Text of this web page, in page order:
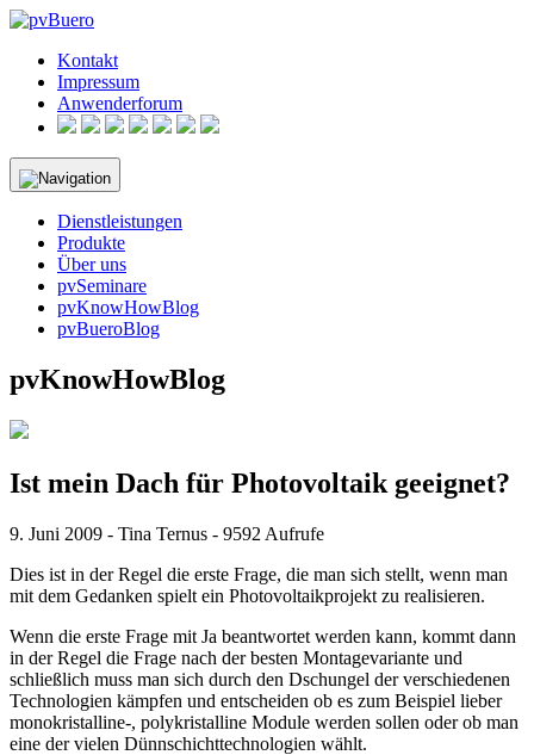
Skip
contentKontakt
Impressum
Anwenderforum
Dienstleistungen
Produkte
Über uns
pvSeminare
pvKnowHowBlog
pvBueroBlog
pvKnowHowBlog
Ist mein Dach für Photovoltaik geeignet?
9. Juni 2009 - Tina Ternus - 9592 Aufrufe
Dies ist in der Regel die erste Frage, die man sich stellt, wenn man
mit dem Gedanken spielt ein Photovoltaikprojekt zu realisieren.
Wenn die erste Frage mit Ja beantwortet werden kann, kommt dann
in der Regel die Frage nach der besten Montagevariante und
schließlich muss man sich durch den Dschungel der verschiedenen
Technologien kämpfen und entscheiden ob es zum Beispiel lieber
monokristalline-, polykristalline Module werden sollen oder ob man
eine der vielen Dünnschichttechnologien wählt.